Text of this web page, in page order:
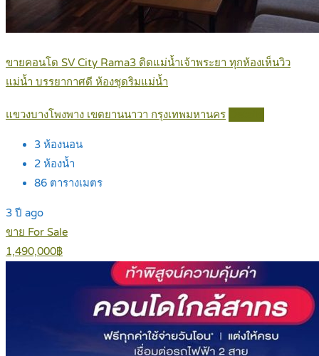
ขายคอนโด SV City Rama3 ติดแม่น้ำเจ้าพระยา ทุกห้องเห็นวิว
แม่น้ำ บรรยากาศดี ห้องชุดริมแม่น้ำ
แขวงบางโพงพาง เขตยานนาวา กรุงเทพมหานคร
3 ห้องนอน
2 ห้องน้ำ
86 ตารางเมตร
3 ปี ago
ขาย For Sale
1,490,000฿